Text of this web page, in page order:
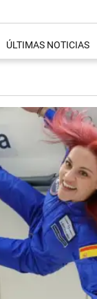
ÚLTIMAS NOTICIAS